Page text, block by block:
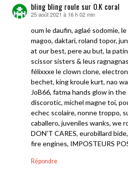
bling bling roule sur O.K coral
dit :
25 août 2021 à 16 h 02 min
oum le daufin, aglaé sodomie,
magoo, daktari, roland topor,
at our best, pere au but, la
scissor sisters & leus
félixxxe le clown clone,
bechet, king kroule kurt, nao
JoB66, fatma hands glow in
discorotic, michel magne toi,
echec scolaire, nonne troppo,
caballero, juveniles wanks, we
DON’T CARES, eurobillard
fire engines, IMPOSTEURS
Répondre